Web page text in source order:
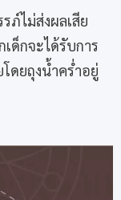
ภ์ไม่ส่งผลเสีย
เด็กจะได้รับการ
ดยถุงน้ำคร่ำอยู่